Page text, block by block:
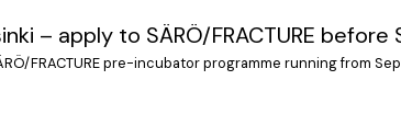
– apply to SÄRÖ/FRACTURE
FRACTURE pre-incubator programme running from